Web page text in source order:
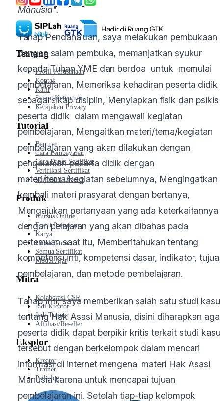
Manusia".
Tahap Pendahaluan, saya melakukan pembukaan
dengan salam pembuka, memanjatkan syukur
kepada Tuhan YME dan berdoa untuk memulai
pembelajaran, Memeriksa kehadiran peserta didik
sebagai sikap disiplin, Menyiapkan fisik dan psikis
peserta didik dalam mengawali kegiatan
pembelajaran, Mengaitkan materi/tema/kegiatan
pembelajaran yang akan dilakukan dengan
pengalaman peserta didik dengan
materi/tema/kegiatan sebelumnya, Mengingatkan
kembali materi prasyarat dengan bertanya,
Mengajukan pertanyaan yang ada keterkaitannya
dengan pelajaran yang akan dibahas pada
pertemuan saat itu, Memberitahukan tentang
kompetensi inti, kompetensi dasar, indikator,
pembelajaran, dan metode pembelajaran.
Tahap Inti, saya memberikan salah satu studi
tentang Hak Asasi Manusia, disini diharapkan
peserta didik dapat berpikir kritis terkait studi
tersebut dengan berkelompok dalam mencari
informasi di internet mengenai materi Hak Asasi
Manusia karena untuk mencapai tujuan
pembelajaran ini. Setelah tiap-tiap kelompok
Tentang
Profil Perusahaan
Kontak
Karir
Syarat Ketentuan
Kebijakan Privacy
Tutorial
Bantuan
Cara Pembayaran
Cara Dapat Sertifikat
Verifikasi Sertifikat
Verifikasi Invoice
Produk
Kursus Online
Event Premium
Karya
Loker Guru
Semua Sertifikat
Modul Ajar
Mitra
Kolaborasi CSR
Jadi Kreator
Jadi Trainer
Affiliasi/Reseller
Eksplor
Kreator
Trainer
Psikolog